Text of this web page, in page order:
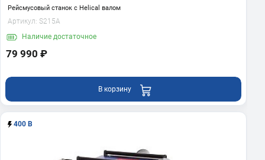
Рейсмусовый станок с Helical валом
Артикул: S215A
Наличие достаточное
79 990 ₽
В корзину
400 В